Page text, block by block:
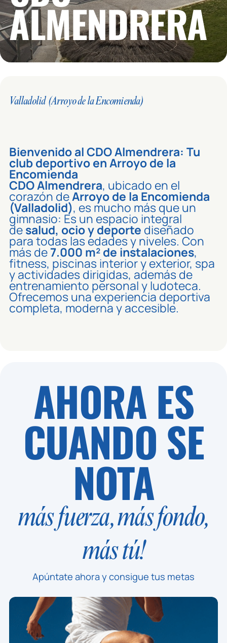
ALMENDRERA
Valladolid (Arroyo de la Encomienda)
Bienvenido al CDO Almendrera:Tu
club deportivo en Arroyo de la
Encomienda
CDO Almendrera, ubicado en el
corazón deArroyo de la Encomienda
(Valladolid), es mucho más que un
gimnasio: Es un espacio integral
desalud, ocio y deporte diseñado
para todas las edades y niveles. Con
más de7.000 m² de instalaciones,
fitness, piscinas interior y exterior, spa
y actividades dirigidas, además de
entrenamiento personal y ludoteca.
Ofrecemos una experiencia deportiva
completa, moderna y accesible.
AHORA ES
CUANDO SE
NOTA
más fuerza, más fondo,
más tú!
Apúntate ahora y consigue tus metas